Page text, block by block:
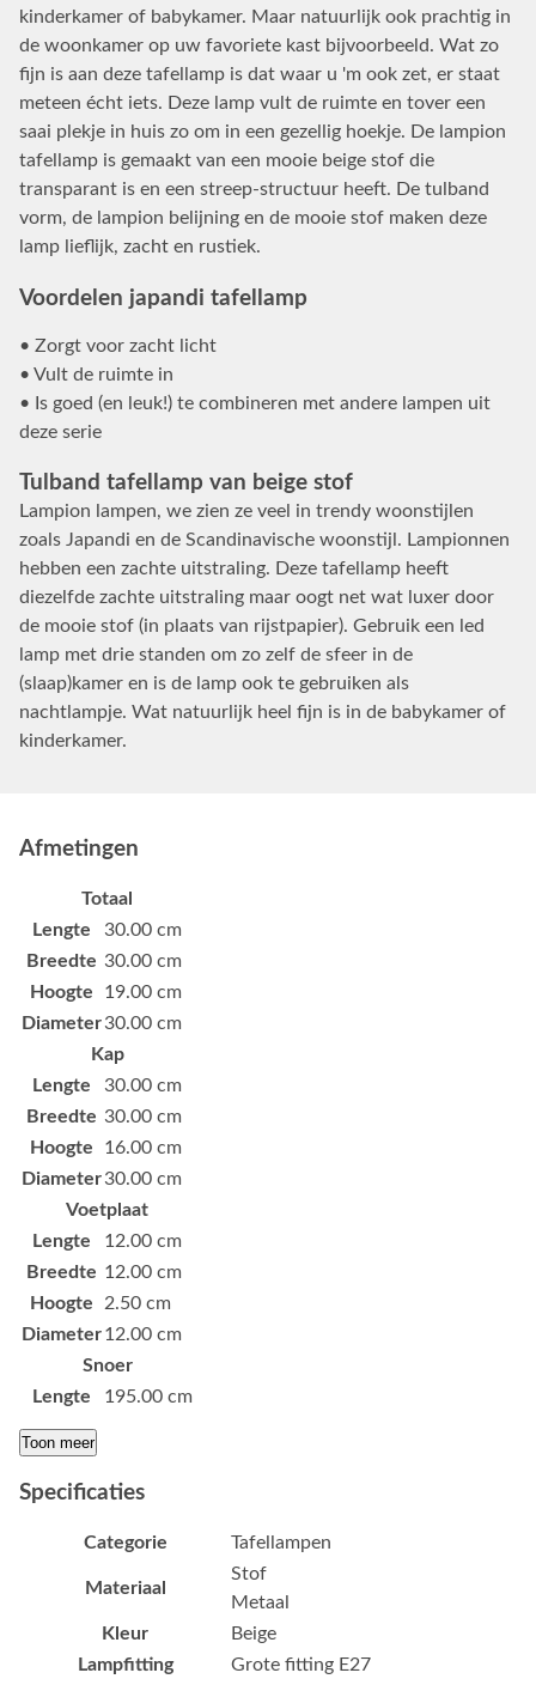
kinderkamer of babykamer. Maar natuurlijk ook prachtig in
de woonkamer op uw favoriete kast bijvoorbeeld. Wat zo
fijn is aan deze tafellamp is dat waar u 'm ook zet, er staat
meteen écht iets. Deze lamp vult de ruimte en tover een
saai plekje in huis zo om in een gezellig hoekje. De lampion
tafellamp is gemaakt van een mooie beige stof die
transparant is en een streep-structuur heeft. De tulband
vorm, de lampion belijning en de mooie stof maken deze
lamp lieflijk, zacht en rustiek.
Voordelen japandi tafellamp
• Zorgt voor zacht licht
• Vult de ruimte in
• Is goed (en leuk!) te combineren met andere lampen uit
deze serie
Tulband tafellamp van beige stof
Lampion lampen, we zien ze veel in trendy woonstijlen
zoals Japandi en de Scandinavische woonstijl. Lampionnen
hebben een zachte uitstraling. Deze tafellamp heeft
diezelfde zachte uitstraling maar oogt net wat luxer door
de mooie stof (in plaats van rijstpapier). Gebruik een led
lamp met drie standen om zo zelf de sfeer in de
(slaap)kamer en is de lamp ook te gebruiken als
nachtlampje. Wat natuurlijk heel fijn is in de babykamer of
kinderkamer.
Afmetingen
Totaal
Lengte
30.00 cm
Breedte 30.00 cm
Hoogte
19.00 cm
Diameter30.00 cm
Kap
Lengte
30.00 cm
Breedte 30.00 cm
Hoogte
16.00 cm
Diameter30.00 cm
Voetplaat
Lengte
12.00 cm
Breedte 12.00 cm
Hoogte
2.50 cm
Diameter12.00 cm
Snoer
Lengte
195.00 cm
Toon meer
Specificaties
Categorie Tafellampen
Materiaal
Stof
Metaal
Kleur
Beige
Lampfitting
Grote fitting E27